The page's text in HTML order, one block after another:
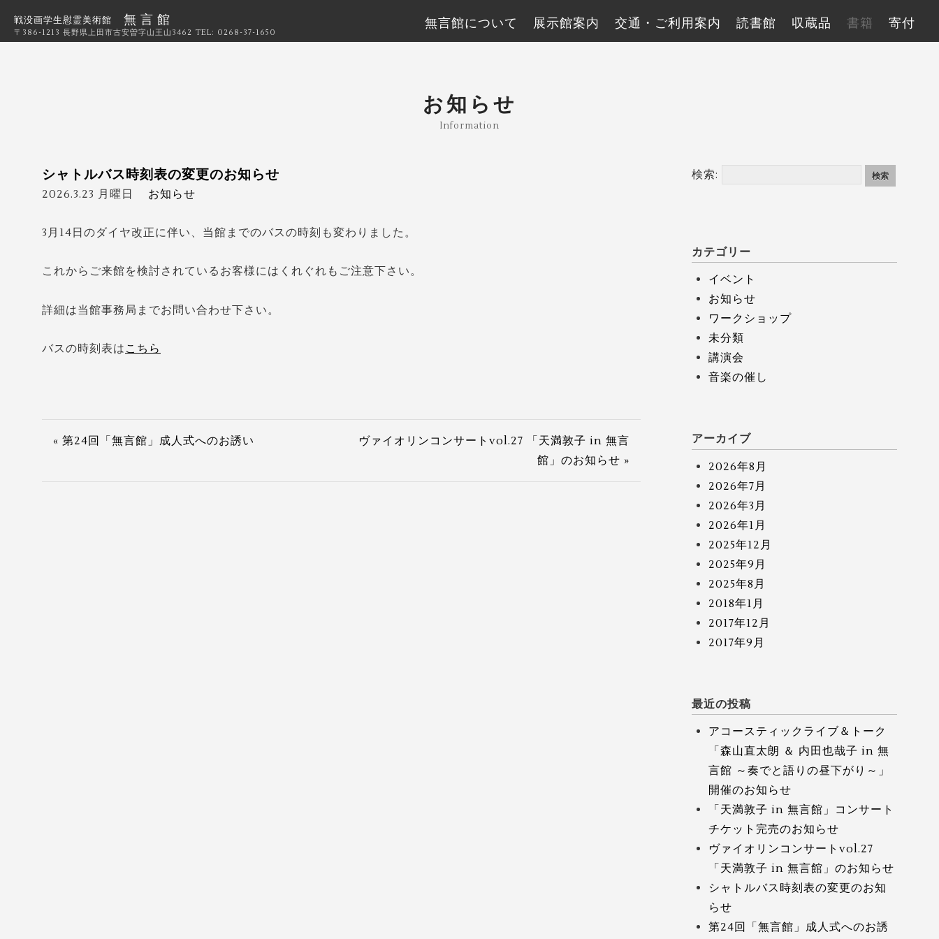
戦没画学生慰霊美術館 無 言 館
〒386-1213 長野県上田市古安曽字山王山3462 TEL: 0268-37-1650
無言館について 展示館案内 交通・ご利用案内 読書館 収蔵品 書籍 寄付
お知らせ
Information
シャトルバス時刻表の変更のお知らせ
2026.3.23 月曜日 お知らせ
3月14日のダイヤ改正に伴い、当館までのバスの時刻も変わりました。
これからご来館を検討されているお客様にはくれぐれもご注意下さい。
詳細は当館事務局までお問い合わせ下さい。
バスの時刻表は こちら
« 第24回「無言館」成人式へのお誘い
ヴァイオリンコンサートvol.27 「天満敦子 in 無言
館」のお知らせ »
検索:
カテゴリー
イベント
お知らせ
ワークショップ
未分類
講演会
音楽の催し
アーカイブ
2026年8月
2026年7月
2026年3月
2026年1月
2025年12月
2025年9月
2025年8月
2018年1月
2017年12月
2017年9月
最近の投稿
アコースティックライブ＆トーク
「森山直太朗 ＆ 内田也哉子 in 無
言館 ～奏でと語りの昼下がり～」
開催のお知らせ
「天満敦子 in 無言館」コンサート
チケット完売のお知らせ
ヴァイオリンコンサートvol.27
「天満敦子 in 無言館」のお知らせ
シャトルバス時刻表の変更のお知
らせ
第24回「無言館」成人式へのお誘